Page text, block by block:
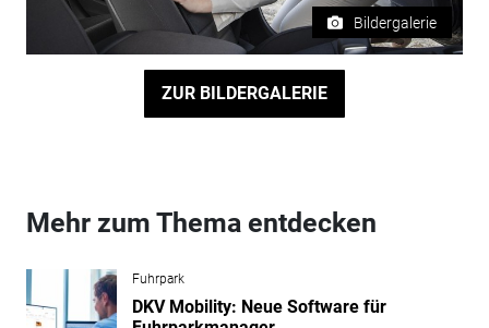
Bildergalerie
ZUR BILDERGALERIE
Mehr zum Thema entdecken
Fuhrpark
DKV Mobility: Neue Software für